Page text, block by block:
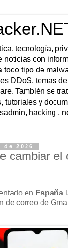
tecnología,
noticias con
todo tipo de
DDoS, temas
También se
tutoriales y
hacking ,
2026
cambiar el
en España
de correo de Gmail